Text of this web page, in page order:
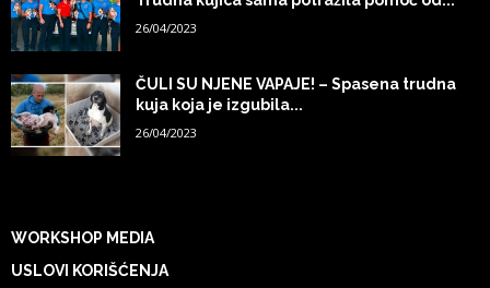
26/04/2023
ČULI SU NJENE VAPAJE! – Spasena trudna
kuja koja je izgubila...
26/04/2023
WORKSHOP MEDIA
USLOVI KORIŠĆENJA